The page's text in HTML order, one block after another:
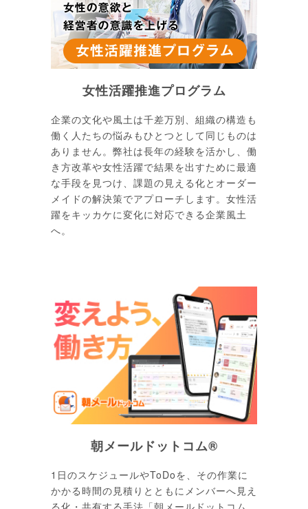
女性活躍推進プログラム
企業の文化や風土は千差万別、組織の構造も
働く人たちの悩みもひとつとして同じものは
ありません。弊社は長年の経験を活かし、働
き方改革や女性活躍で結果を出すために最適
な手段を見つけ、課題の見える化とオーダー
メイドの解決策でアプローチします。女性活
躍をキッカケに変化に対応できる企業風土
へ。
朝メールドットコム®
1日のスケジュールやToDoを、その作業に
かかる時間の見積りとともにメンバーへ見え
る化・共有する手法「朝メールドットコム